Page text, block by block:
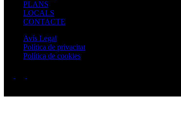
PLANS
LOCALS
CONTACTE
Avís Legal
Política de privacitat
Política de cookies